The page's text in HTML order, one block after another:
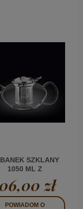
SZKLANY
1050 ML Z
WL
zł
POWIADOM O